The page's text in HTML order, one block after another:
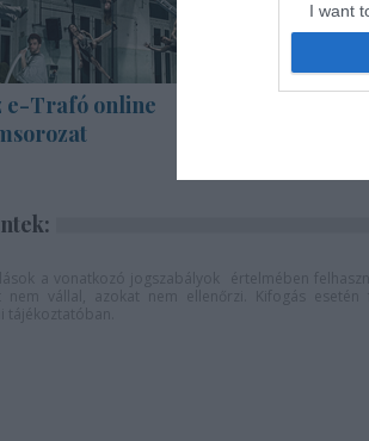
I want
I want
e-Trafó online